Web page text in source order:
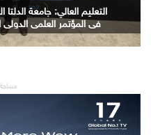
التعليم العالي: جامعة
في المؤتمر العلمي
يوظف الذكاء
مساحة